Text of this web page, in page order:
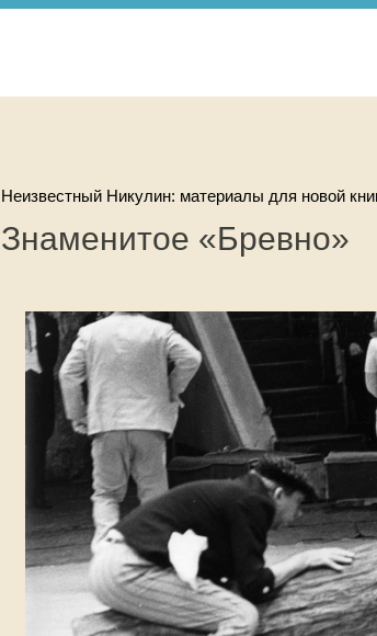
Неизвестный Никулин: материалы для новой
Знаменитое «Бревно»